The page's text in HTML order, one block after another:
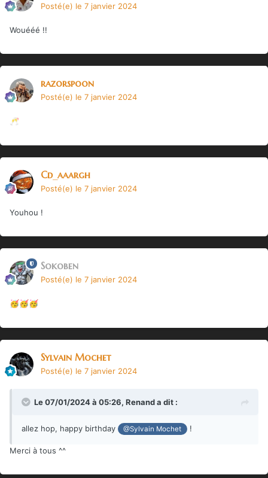
Posté(e) le 7 janvier 2024
Wouééé !!
razorspoon
Posté(e) le 7 janvier 2024
🥂
Cd_aaargh
Posté(e) le 7 janvier 2024
Youhou !
Sokoben
Posté(e) le 7 janvier 2024
🥳 🥳 🥳
Sylvain Mochet
Posté(e) le 7 janvier 2024
Le 07/01/2024 à 05:26, Renanda dit :
allez hop, happy birthday @Sylvain Mochet !
Merci à tous ^^